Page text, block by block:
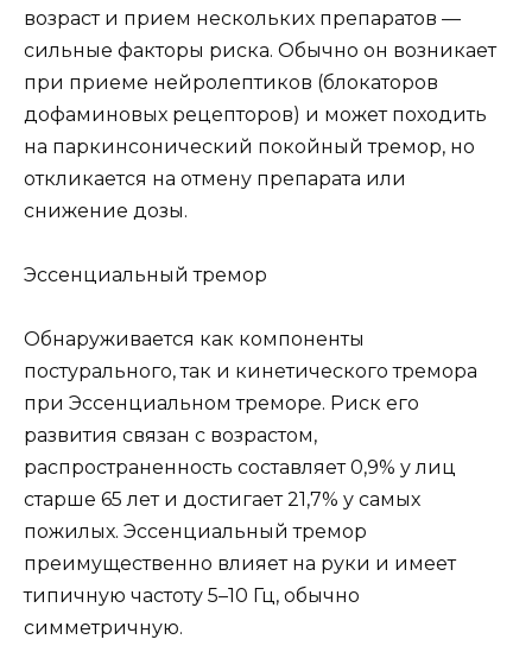
возраст и прием нескольких препаратов —
сильные факторы риска. Обычно он возникает
при приеме нейролептиков (блокаторов
дофаминовых рецепторов) и может походить
на паркинсонический покойный тремор, но
откликается на отмену препарата или
снижение дозы.
Эссенциальный тремор
Обнаруживается как компоненты
постурального, так и кинетического тремора
при Эссенциальном треморе. Риск его
развития связан с возрастом,
распространенность составляет 0,9% у лиц
старше 65 лет и достигает 21,7% у самых
пожилых. Эссенциальный тремор
преимущественно влияет на руки и имеет
типичную частоту 5–10 Гц, обычно
симметричную.